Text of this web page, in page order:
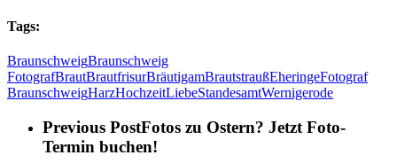
Tags:
BraunschweigBraunschweig
FotografBrautBrautfrisurBräutigamBrautstraußEheringeFotograf
BraunschweigHarzHochzeitLiebeStandesamtWernigerode
Previous PostFotos zu Ostern? Jetzt Foto-
Termin buchen!